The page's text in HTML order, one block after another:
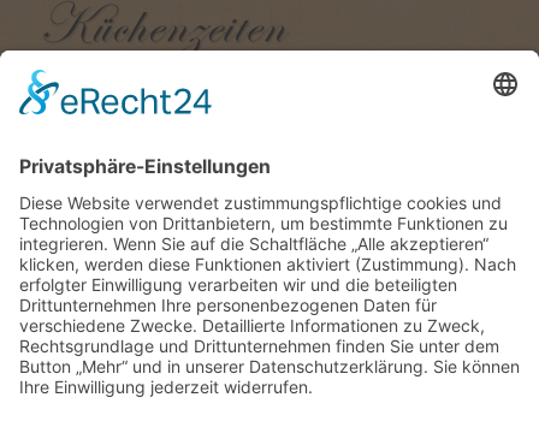
Di. bis Sa.: 17.00 Uhr – 21.00 Uhr
So.: 11.00 Uhr – 14.00 Uhr und
17.00 Uhr – 20.00 Uhr
Änderungen vorbehalten
Einzelzimmer